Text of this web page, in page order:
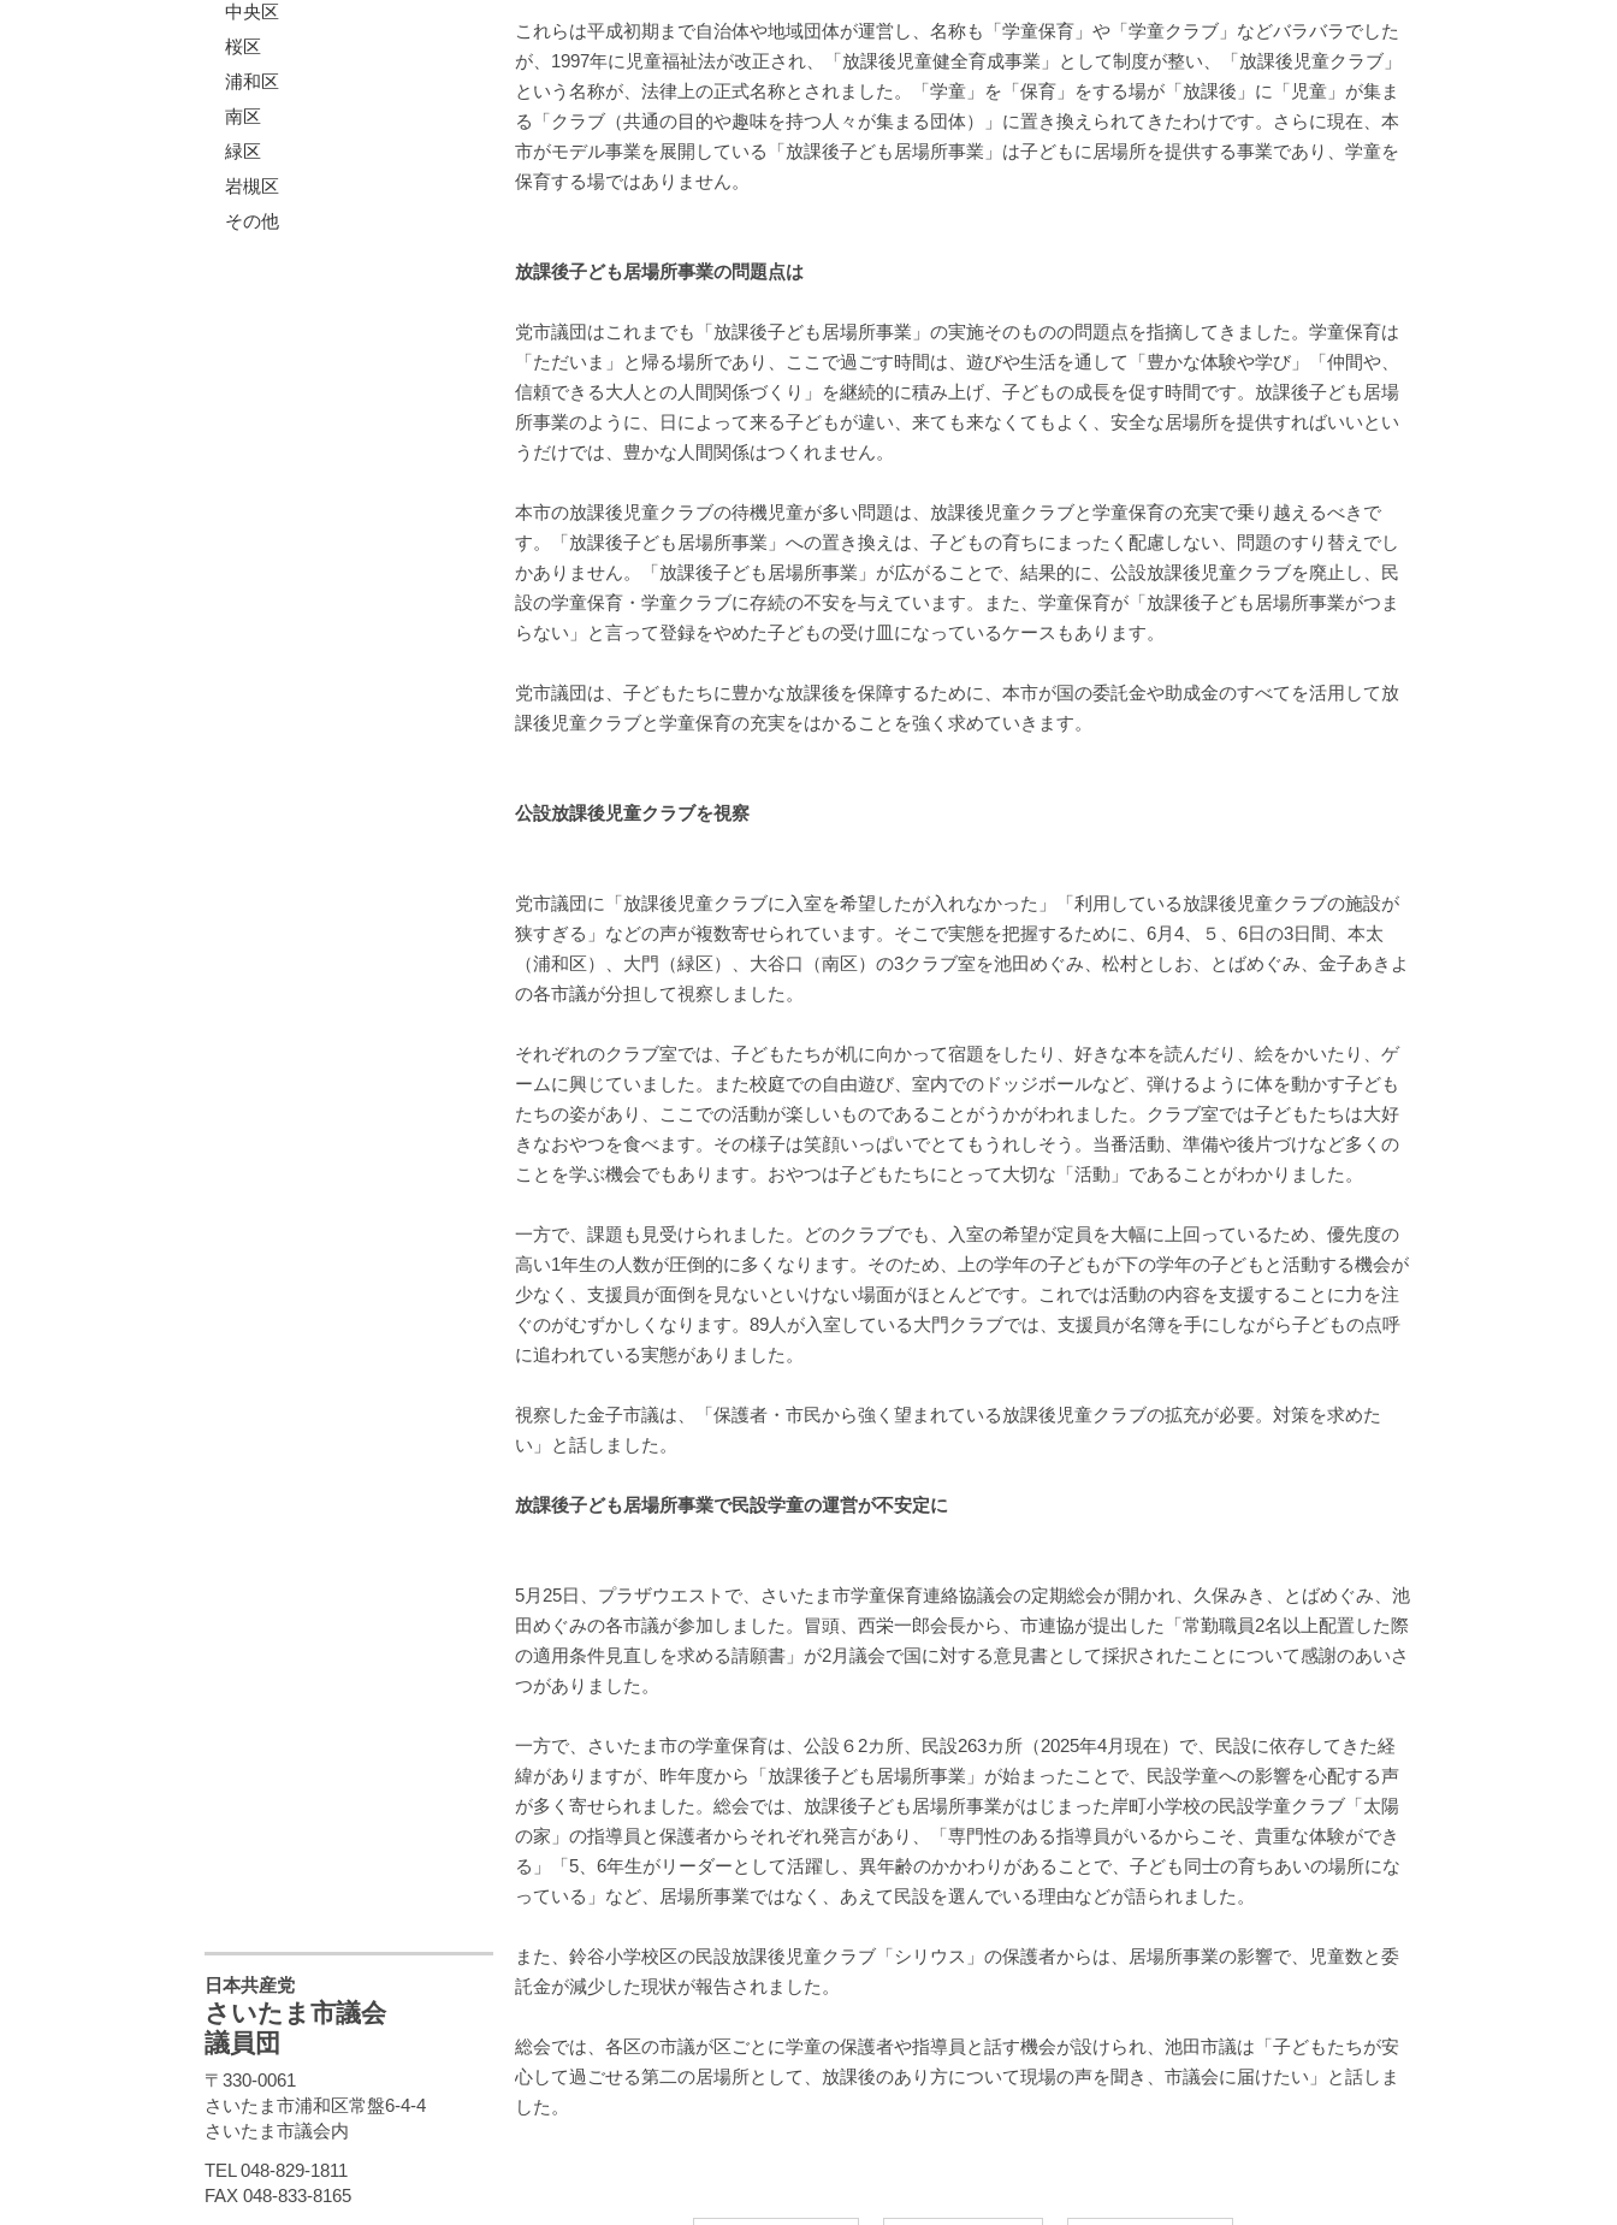
これらは平成初期まで自治体や地域団体が運営し、名称も「学童保育」や「学童クラブ」などバラバラでした
が、1997年に児童福祉法が改正され、「放課後児童健全育成事業」として制度が整い、「放課後児童クラブ」
という名称が、法律上の正式名称とされました。「学童」を「保育」をする場が「放課後」に「児童」が集ま
る「クラブ（共通の目的や趣味を持つ人々が集まる団体）」に置き換えられてきたわけです。さらに現在、本
市がモデル事業を展開している「放課後子ども居場所事業」は子どもに居場所を提供する事業であり、学童を
保育する場ではありません。
放課後子ども居場所事業の問題点は
党市議団はこれまでも「放課後子ども居場所事業」の実施そのものの問題点を指摘してきました。学童保育は
「ただいま」と帰る場所であり、ここで過ごす時間は、遊びや生活を通して「豊かな体験や学び」「仲間や、
信頼できる大人との人間関係づくり」を継続的に積み上げ、子どもの成長を促す時間です。放課後子ども居場
所事業のように、日によって来る子どもが違い、来ても来なくてもよく、安全な居場所を提供すればいいとい
うだけでは、豊かな人間関係はつくれません。
本市の放課後児童クラブの待機児童が多い問題は、放課後児童クラブと学童保育の充実で乗り越えるべきで
す。「放課後子ども居場所事業」への置き換えは、子どもの育ちにまったく配慮しない、問題のすり替えでし
かありません。「放課後子ども居場所事業」が広がることで、結果的に、公設放課後児童クラブを廃止し、民
設の学童保育・学童クラブに存続の不安を与えています。また、学童保育が「放課後子ども居場所事業がつま
らない」と言って登録をやめた子どもの受け皿になっているケースもあります。
党市議団は、子どもたちに豊かな放課後を保障するために、本市が国の委託金や助成金のすべてを活用して放
課後児童クラブと学童保育の充実をはかることを強く求めていきます。
公設放課後児童クラブを視察
党市議団に「放課後児童クラブに入室を希望したが入れなかった」「利用している放課後児童クラブの施設が
狭すぎる」などの声が複数寄せられています。そこで実態を把握するために、6月4、５、6日の3日間、本太
（浦和区）、大門（緑区）、大谷口（南区）の3クラブ室を池田めぐみ、松村としお、とばめぐみ、金子あきよ
の各市議が分担して視察しました。
それぞれのクラブ室では、子どもたちが机に向かって宿題をしたり、好きな本を読んだり、絵をかいたり、ゲ
ームに興じていました。また校庭での自由遊び、室内でのドッジボールなど、弾けるように体を動かす子ども
たちの姿があり、ここでの活動が楽しいものであることがうかがわれました。クラブ室では子どもたちは大好
きなおやつを食べます。その様子は笑顔いっぱいでとてもうれしそう。当番活動、準備や後片づけなど多くの
ことを学ぶ機会でもあります。おやつは子どもたちにとって大切な「活動」であることがわかりました。
一方で、課題も見受けられました。どのクラブでも、入室の希望が定員を大幅に上回っているため、優先度の
高い1年生の人数が圧倒的に多くなります。そのため、上の学年の子どもが下の学年の子どもと活動する機会が
少なく、支援員が面倒を見ないといけない場面がほとんどです。これでは活動の内容を支援することに力を注
ぐのがむずかしくなります。89人が入室している大門クラブでは、支援員が名簿を手にしながら子どもの点呼
に追われている実態がありました。
視察した金子市議は、「保護者・市民から強く望まれている放課後児童クラブの拡充が必要。対策を求めた
い」と話しました。
放課後子ども居場所事業で民設学童の運営が不安定に
5月25日、プラザウエストで、さいたま市学童保育連絡協議会の定期総会が開かれ、久保みき、とばめぐみ、池
田めぐみの各市議が参加しました。冒頭、西栄一郎会長から、市連協が提出した「常勤職員2名以上配置した際
の適用条件見直しを求める請願書」が2月議会で国に対する意見書として採択されたことについて感謝のあいさ
つがありました。
一方で、さいたま市の学童保育は、公設６2カ所、民設263カ所（2025年4月現在）で、民設に依存してきた経
緯がありますが、昨年度から「放課後子ども居場所事業」が始まったことで、民設学童への影響を心配する声
が多く寄せられました。総会では、放課後子ども居場所事業がはじまった岸町小学校の民設学童クラブ「太陽
の家」の指導員と保護者からそれぞれ発言があり、「専門性のある指導員がいるからこそ、貴重な体験ができ
る」「5、6年生がリーダーとして活躍し、異年齢のかかわりがあることで、子ども同士の育ちあいの場所にな
っている」など、居場所事業ではなく、あえて民設を選んでいる理由などが語られました。
また、鈴谷小学校区の民設放課後児童クラブ「シリウス」の保護者からは、居場所事業の影響で、児童数と委
託金が減少した現状が報告されました。
総会では、各区の市議が区ごとに学童の保護者や指導員と話す機会が設けられ、池田市議は「子どもたちが安
心して過ごせる第二の居場所として、放課後のあり方について現場の声を聞き、市議会に届けたい」と話しま
した。
中央区
桜区
浦和区
南区
緑区
岩槻区
その他
日本共産党
さいたま市議会
議員団
〒330-0061
さいたま市浦和区常盤6-4-4
さいたま市議会内
TEL 048-829-1811
FAX 048-833-8165